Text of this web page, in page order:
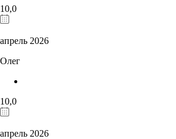
10,0
апрель 2026
Олег
10,0
апрель 2026